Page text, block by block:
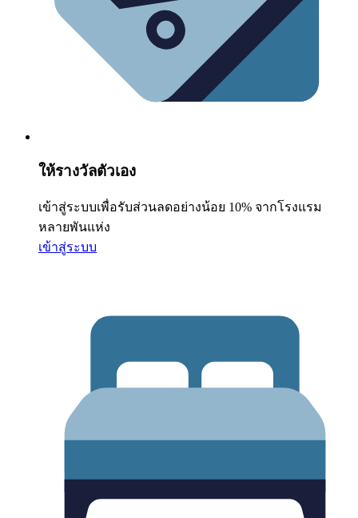
ให้รางวัลตัวเอง
เข้าสู่ระบบเพื่อรับส่วนลดอย่างน้อย 10% จากโรงแรม
หลายพันแห่ง
เข้าสู่ระบบ